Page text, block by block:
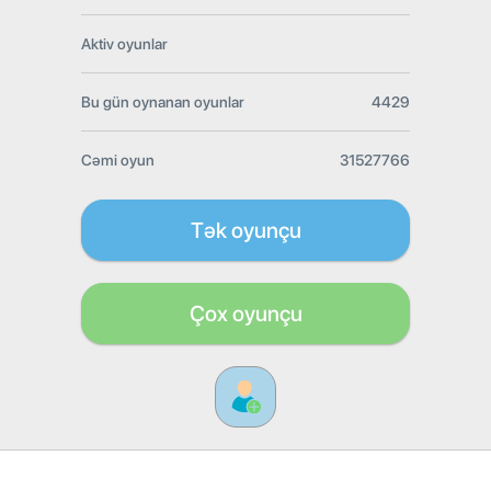
Aktiv oyunlar
Bu gün oynanan oyunlar 4429
Cəmi oyun 31527766
Tək oyunçu
Çox oyunçu